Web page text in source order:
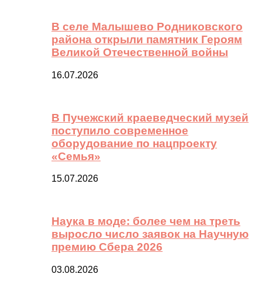
В селе Малышево Родниковского
района открыли памятник Героям
Великой Отечественной войны
16.07.2026
В Пучежский краеведческий музей
поступило современное
оборудование по нацпроекту
«Семья»
15.07.2026
Наука в моде: более чем на треть
выросло число заявок на Научную
премию Сбера 2026
03.08.2026